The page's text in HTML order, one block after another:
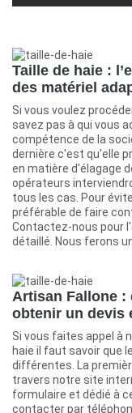
Taille de haie :
des matériel
Si vous voulez
savez pas à qui vous
compétence de la
dernière c'est qu'elle
en matière d'élagage
opérateurs
tous les cas. Pour
préférable de faire
Contactez-nous pour
détaillé. Nous ferons
Artisan Fallone :
obtenir un devis
Si vous faites appel à
haie il faut savoir que
différentes. La
travers notre site
formulaire et dédié à
contacter par